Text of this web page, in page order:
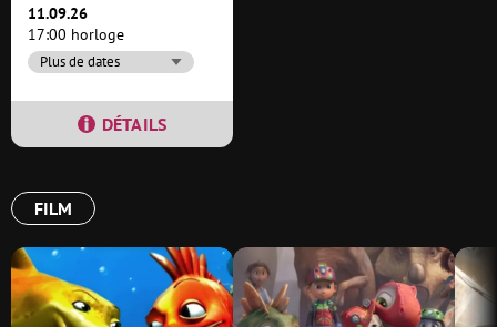
11.09.26
17:00 horloge
Plus de dates
DÉTAILS
FILM